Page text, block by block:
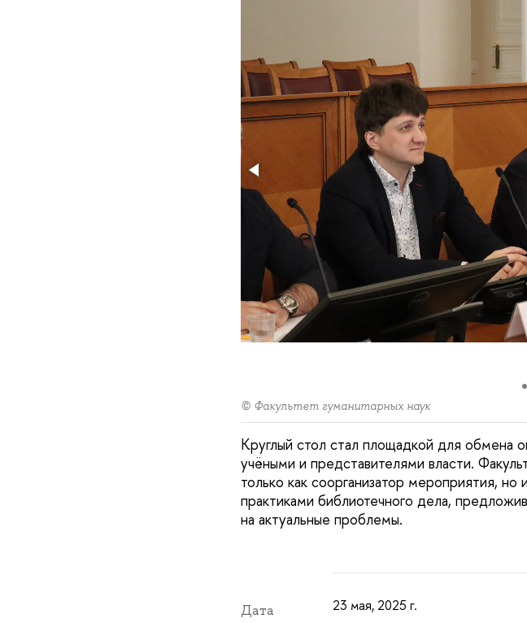
© Факультет гуманитарных наук
Круглый стол стал площадкой для обмена
учёными и представителями власти.
только как соорганизатор мероприятия,
практиками библиотечного дела,
на актуальные проблемы.
Дата 23 мая, 2025 г.